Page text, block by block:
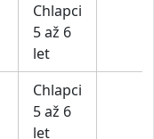
Chlapci
5 až 6
let
Chlapci
5 až 6
let